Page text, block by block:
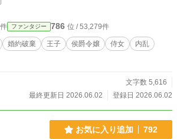
ファンタジー 786 位 / 53,279件
婚約破棄 王子 侯爵令嬢 侍女
内乱
文字数 5,616
最終更新日 2026.06.02
登録日 2026.06.02
お気に入り追加 792